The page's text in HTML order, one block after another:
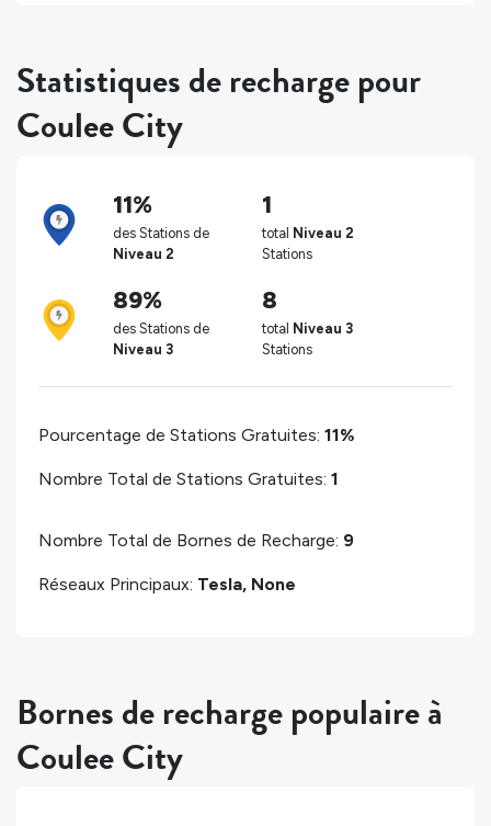
Statistiques de recharge pour
Coulee City
11%
des Stations de
Niveau 2
1
total Niveau 2
Stations
89%
des Stations de
Niveau 3
8
total Niveau 3
Stations
Pourcentage de Stations Gratuites: 11%
Nombre Total de Stations Gratuites: 1
Nombre Total de Bornes de Recharge: 9
Réseaux Principaux: Tesla, None
Bornes de recharge populaire à
Coulee City